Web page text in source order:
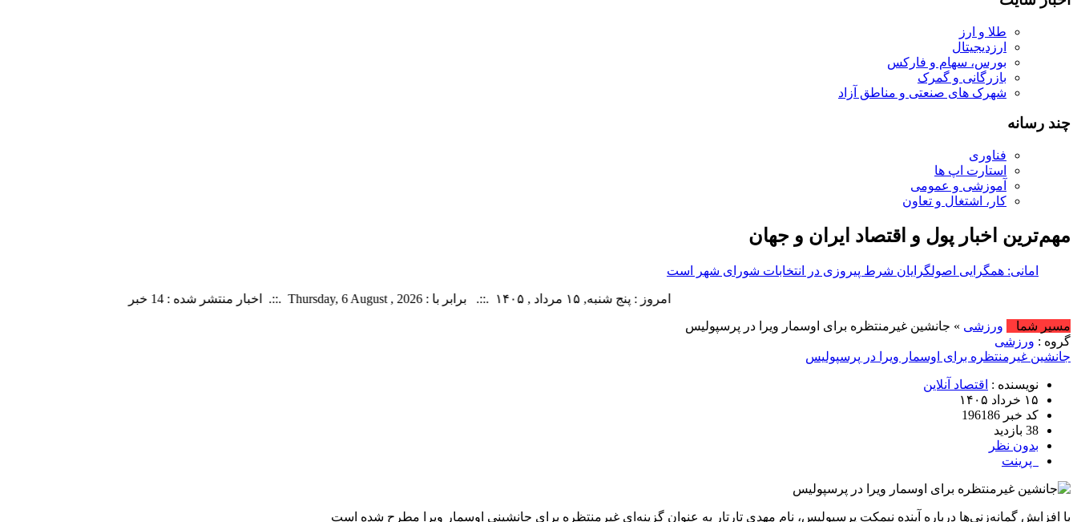
طلا و ارز
ارزدیجیتال
بورس، سهام و فارکس
بازرگانی و گمرک
شهرک های صنعتی و مناطق آزاد
چند رسانه
فناوری
استارت اپ ها
آموزشی و عمومی
کار، اشتغال و تعاون
مهم‌ترین اخبار پول و اقتصاد ایران و جهان
جنجال سیلی خوردن «ماکرون»
امروز : پنج شنبه, ۱۵ مرداد , ۱۴۰۵ .::. برابر با : Thursday, 6 August , 2026 .::. اخبار منتشر شده : 14 خبر
مسیر شما
ورزشی » جانشین غیرمنتظره برای اوسمار ویرا در پرسپولیس
گروه : ورزشی
جانشین غیرمنتظره برای اوسمار ویرا در پرسپولیس
نویسنده : اقتصاد آنلاین
۱۵ خرداد ۱۴۰۵
کد خبر 196186
38 بازدید
بدون نظر
پرینت
با افزایش گمانه‌زنی‌ها درباره آینده نیمکت پرسپولیس، نام مهدی تارتار به عنوان گزینه‌ای غیرمنتظره برای جانشینی اوسمار ویرا مطرح شده است